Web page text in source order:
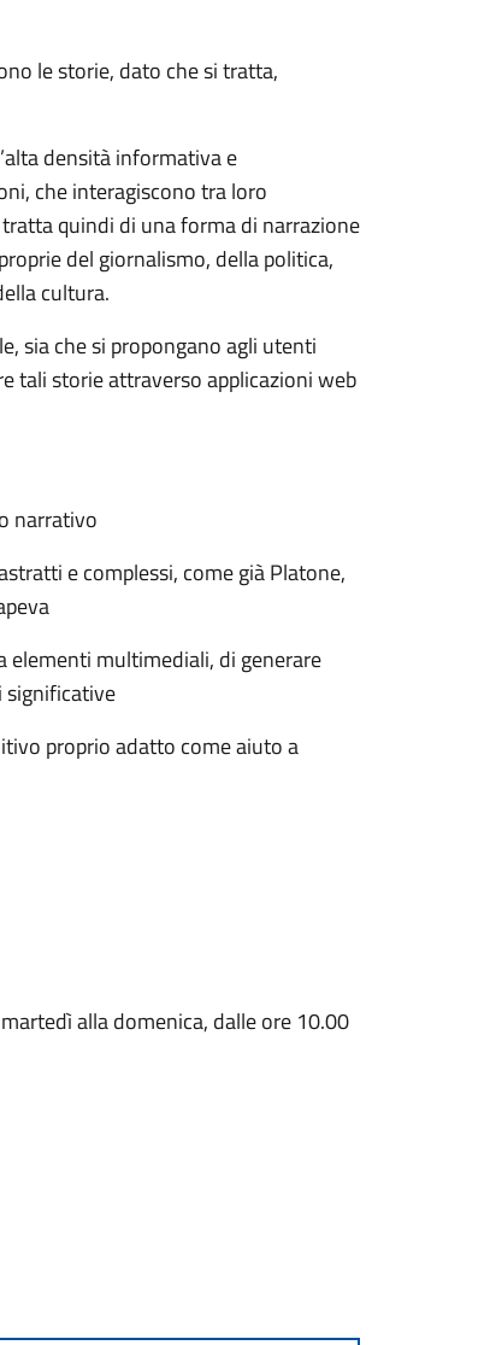
le storie, dato che si tratta,
densità informativa e
che interagiscono tra loro
quindi di una forma di narrazione
del giornalismo, della politica,
cultura.
sia che si propongano agli utenti
tali storie attraverso applicazioni web
narrativo
e complessi, come già Platone,
elementi multimediali, di generare
significative
proprio adatto come aiuto a
alla domenica, dalle ore 10.00